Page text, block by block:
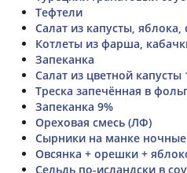
Тефтели
Салат из капусты, яблока,
Котлеты из фарша,
Запеканка
Салат из цветной капусты
Треска запечённая в
Запеканка 9%
Ореховая смесь (ЛФ)
Сырники на манке ночные
Овсянка + орешки +
Сельдь по-исландски в